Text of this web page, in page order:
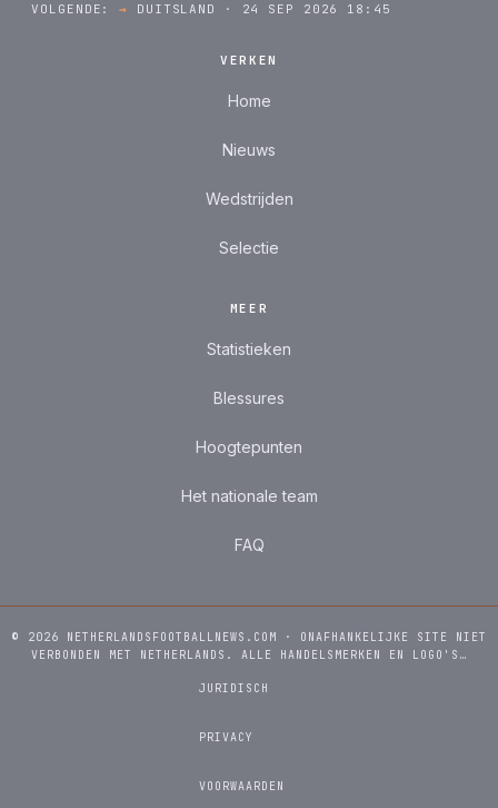
VOLGENDE:→ DUITSLAND · 24 SEP 2026 18:45
VERKEN
Home
Nieuws
Wedstrijden
Selectie
MEER
Statistieken
Blessures
Hoogtepunten
Het nationale team
FAQ
© 2026 NETHERLANDSFOOTBALLNEWS.COM · ONAFHANKELIJKE SITE NIET
VERBONDEN MET NETHERLANDS. ALLE HANDELSMERKEN EN LOGO'S…
JURIDISCH
PRIVACY
VOORWAARDEN